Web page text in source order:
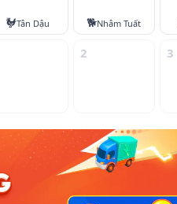
🐓Tân Dậu 🐕Nhâm Tuất
2 3